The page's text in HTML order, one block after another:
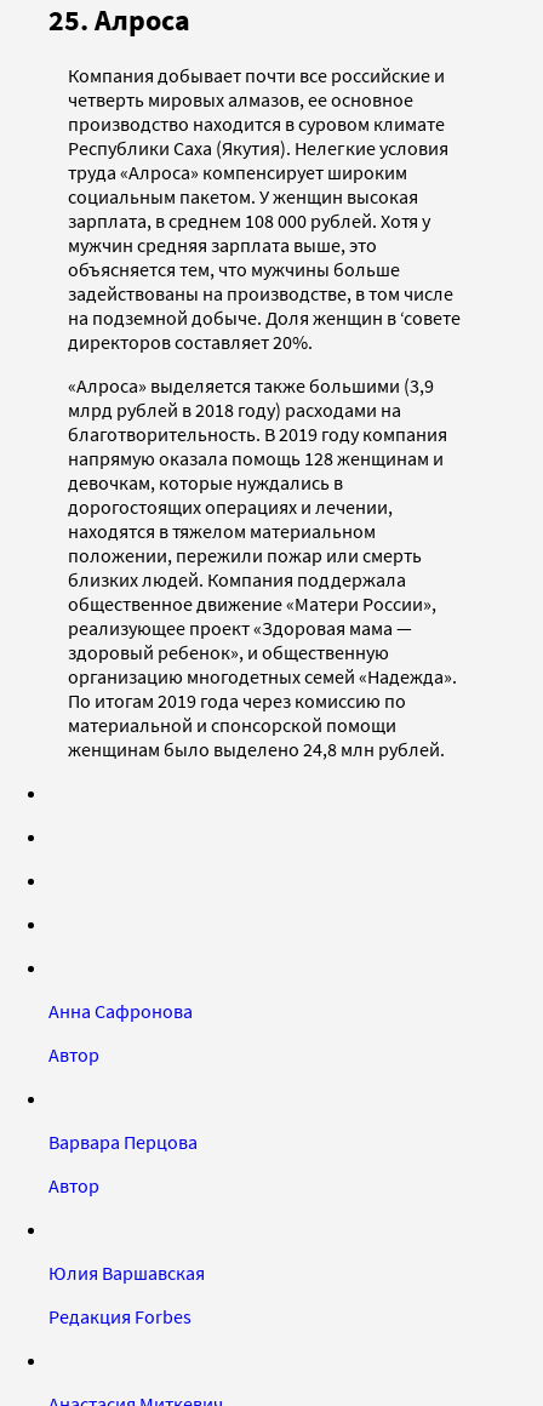
25. Алроса
Компания добывает почти все российские и
четверть мировых алмазов, ее основное
производство находится в суровом климате
Республики Саха (Якутия). Нелегкие условия
труда «Алроса» компенсирует широким
социальным пакетом. У женщин высокая
зарплата, в среднем 108 000 рублей. Хотя у
мужчин средняя зарплата выше, это
объясняется тем, что мужчины больше
задействованы на производстве, в том числе
на подземной добыче. Доля женщин в ‘совете
директоров составляет 20%.
«Алроса» выделяется также большими (3,9
млрд рублей в 2018 году) расходами на
благотворительность. В 2019 году компания
напрямую оказала помощь 128 женщинам и
девочкам, которые нуждались в
дорогостоящих операциях и лечении,
находятся в тяжелом материальном
положении, пережили пожар или смерть
близких людей. Компания поддержала
общественное движение «Матери России»,
реализующее проект «Здоровая мама —
здоровый ребенок», и общественную
организацию многодетных семей «Надежда».
По итогам 2019 года через комиссию по
материальной и спонсорской помощи
женщинам было выделено 24,8 млн рублей.
Анна Сафронова
Автор
Варвара Перцова
Автор
Юлия Варшавская
Редакция Forbes